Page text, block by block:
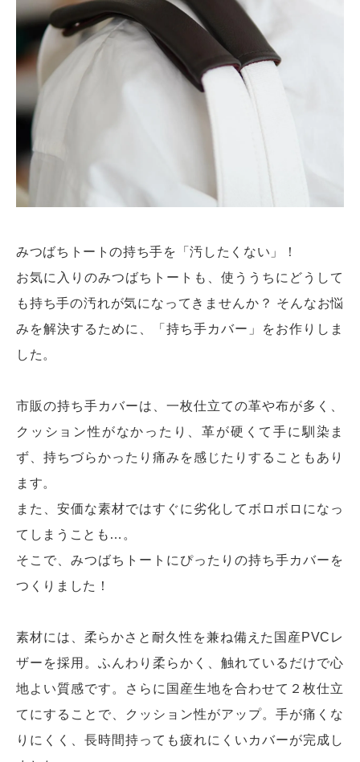
みつばちトートの持ち手を「汚したくない」！
お気に入りのみつばちトートも、使ううちにどうして
も持ち手の汚れが気になってきませんか？ そんなお悩
みを解決するために、「持ち手カバー」をお作りしま
した。
市販の持ち手カバーは、一枚仕立ての革や布が多く、
クッション性がなかったり、革が硬くて手に馴染ま
ず、持ちづらかったり痛みを感じたりすることもあり
ます。
また、安価な素材ではすぐに劣化してボロボロになっ
てしまうことも…。
そこで、みつばちトートにぴったりの持ち手カバーを
つくりました！
素材には、柔らかさと耐久性を兼ね備えた国産PVCレ
ザーを採用。ふんわり柔らかく、触れているだけで心
地よい質感です。さらに国産生地を合わせて２枚仕立
てにすることで、クッション性がアップ。手が痛くな
りにくく、長時間持っても疲れにくいカバーが完成し